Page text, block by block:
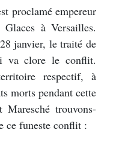
proclamé empereur
à Versailles.
janvier, le traité de
va clore le conflit.
respectif, à
morts pendant cette
trouvons-
ce funeste conflit :